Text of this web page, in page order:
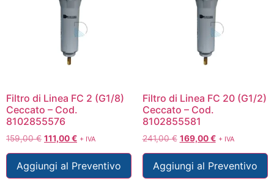
Filtro di Linea FC 2 (G1/8)
Ceccato – Cod.
8102855576
159,00€ 111,00€ + IVA
Aggiungi al Preventivo
Filtro di Linea FC 20 (G1/2)
Ceccato – Cod.
8102855581
241,00€ 169,00€ + IVA
Aggiungi al Preventivo